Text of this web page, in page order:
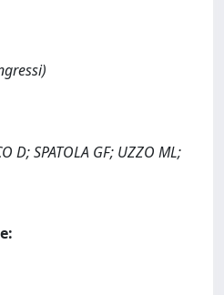
D; SPATOLA GF; UZZO ML;